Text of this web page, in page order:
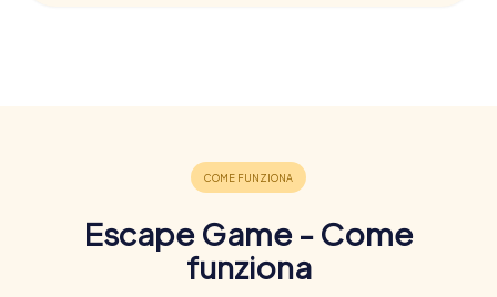
Escape Game - Come
funziona